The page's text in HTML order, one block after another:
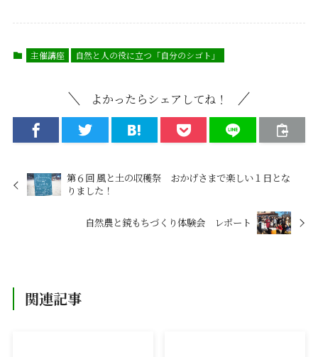
主催講座 自然と人の役に立つ「自分のシゴト」
よかったらシェアしてね！
第６回 風と土の収穫祭 おかげさまで楽しい１日とな
りました！
自然農と鏡もちづくり体験会 レポート
関連記事